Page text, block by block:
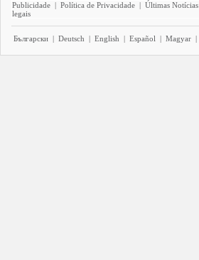
Publicidade | Política de Privacidade | Últimas Notícias
legais
Български | Deutsch | English | Español | Magyar |